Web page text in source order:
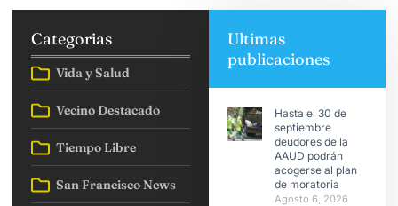
Categorias
Vida y Salud
Vecino Destacado
Tiempo Libre
San Francisco News
Ultimas
publicaciones
Hasta el 30 de
septiembre
deudores de la
AAUD podrán
acogerse al plan
de moratoria
Agosto 6, 2026